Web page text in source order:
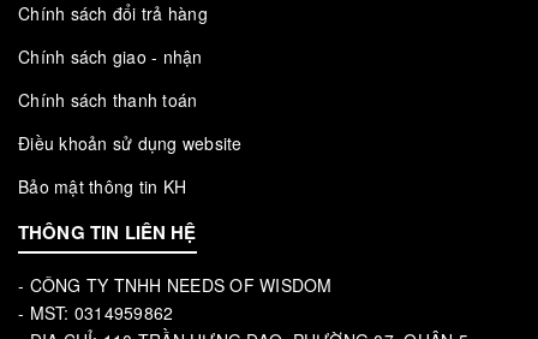
Chính sách đổi trả hàng
Chính sách giao - nhận
Chính sách thanh toán
Điều khoản sử dụng website
Bảo mật thông tin KH
THÔNG TIN LIÊN HỆ
- CÔNG TY TNHH NEEDS OF WISDOM
- MST: 0314959862